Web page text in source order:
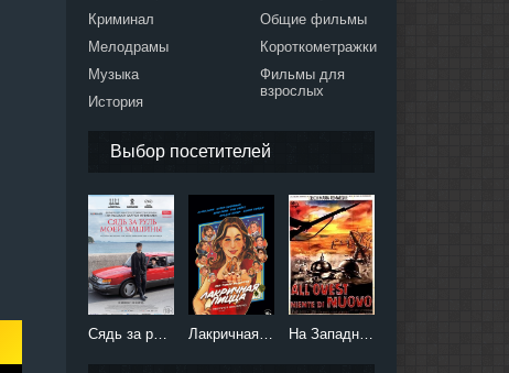
Криминал
Мелодрамы
Музыка
История
Общие фильмы
Короткометражки
Фильмы для
взрослых
Выбор посетителей
Сядь за руль моей машины (2021) Лакричная пицца (2021) На Западном фронте без перемен (2022)